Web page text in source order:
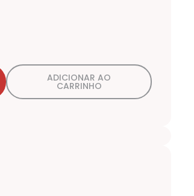
ADICIONAR AO
CARRINHO